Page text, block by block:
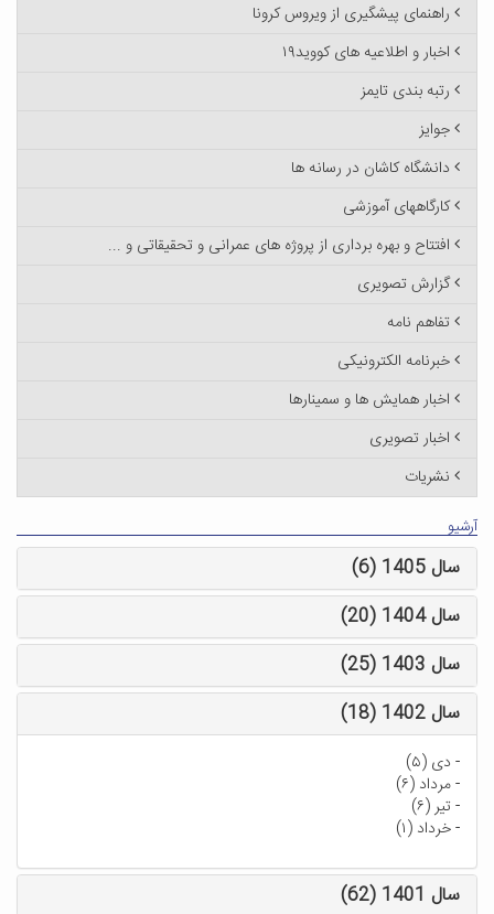
راهنمای پیشگیری از ویروس کرونا
اخبار و اطلاعیه های کووید۱۹
رتبه بندی تایمز
جوایز
دانشگاه کاشان در رسانه ها
کارگاههای آموزشی
افتتاح و بهره برداری از پروژه های عمرانی و تحقیقاتی و ...
گزارش تصویری
تفاهم نامه
خبرنامه الکترونیکی
اخبار همایش ها و سمینارها
اخبار تصویری
نشریات
آرشیو
سال 1405 (6)
سال 1404 (20)
سال 1403 (25)
سال 1402 (18)
- دی (۵)
-مرداد (۶)
-تیر (۶)
-خرداد (۱)
سال 1401 (62)